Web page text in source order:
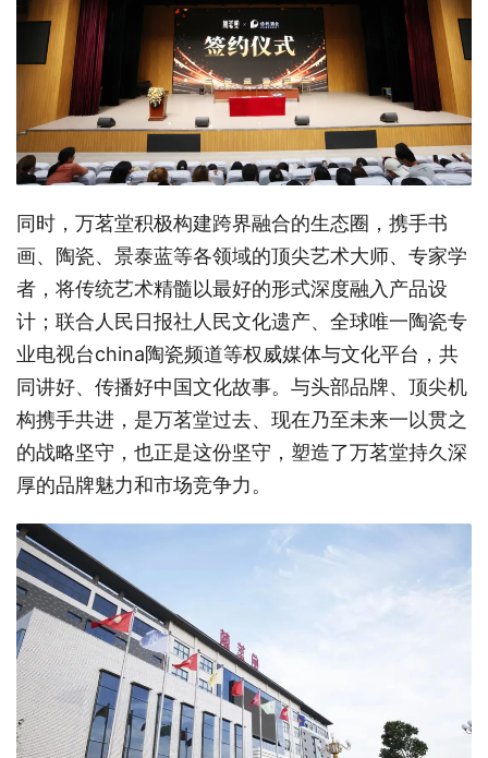
同时，万茗堂积极构建跨界融合的生态圈，携手书
画、陶瓷、景泰蓝等各领域的顶尖艺术大师、专家学
者，将传统艺术精髓以最好的形式深度融入产品设
计；联合人民日报社人民文化遗产、全球唯一陶瓷专
业电视台china陶瓷频道等权威媒体与文化平台，共
同讲好、传播好中国文化故事。与头部品牌、顶尖机
构携手共进，是万茗堂过去、现在乃至未来一以贯之
的战略坚守，也正是这份坚守，塑造了万茗堂持久深
厚的品牌魅力和市场竞争力。